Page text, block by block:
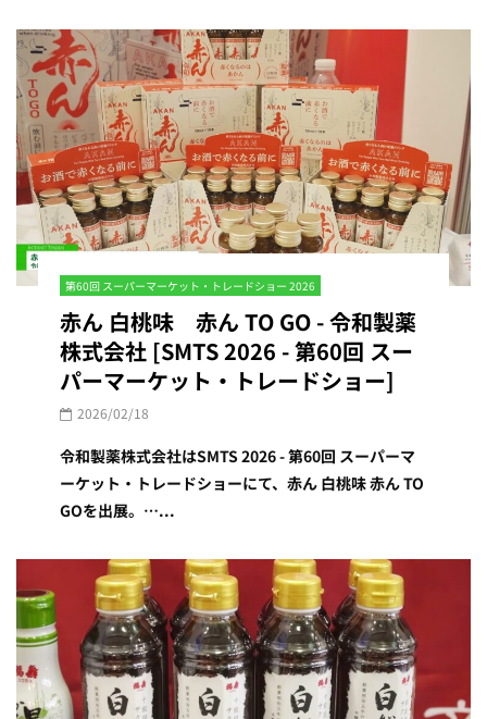
第60回 スーパーマーケット・トレードショー 2026
赤ん 白桃味 赤ん TO GO - 令和製薬
株式会社 [SMTS 2026 - 第60回 スー
パーマーケット・トレードショー]
2026/02/18
令和製薬株式会社はSMTS 2026 - 第60回 スーパーマ
ーケット・トレードショーにて、赤ん 白桃味 赤ん TO
GOを出展。…...